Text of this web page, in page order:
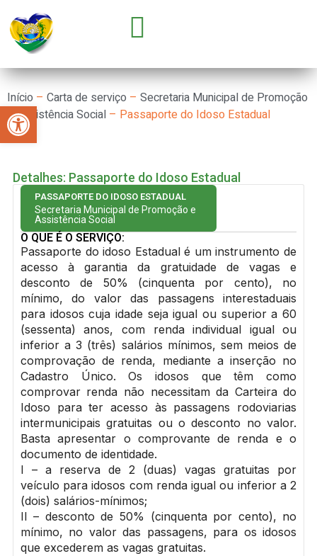
Início – Carta de serviço – Secretaria Municipal de Promoção
e Assistência Social – Passaporte do Idoso Estadual
Detalhes: Passaporte do Idoso Estadual
PASSAPORTE DO IDOSO ESTADUAL
Secretaria Municipal de Promoção e
Assistência Social
O QUE É O SERVIÇO:
Passaporte do idoso Estadual é um instrumento de
acesso à garantia da gratuidade de vagas e
desconto de 50% (cinquenta por cento), no
mínimo, do valor das passagens interestaduais
para idosos cuja idade seja igual ou superior a 60
(sessenta) anos, com renda individual igual ou
inferior a 3 (três) salários mínimos, sem meios de
comprovação de renda, mediante a inserção no
Cadastro Único. Os idosos que têm como
comprovar renda não necessitam da Carteira do
Idoso para ter acesso às passagens rodoviarias
intermunicipais gratuitas ou o desconto no valor.
Basta apresentar o comprovante de renda e o
documento de identidade.
I – a reserva de 2 (duas) vagas gratuitas por
veículo para idosos com renda igual ou inferior a 2
(dois) salários-mínimos;
II – desconto de 50% (cinquenta por cento), no
mínimo, no valor das passagens, para os idosos
que excederem as vagas gratuitas.
Abrir a barra de ferramentas